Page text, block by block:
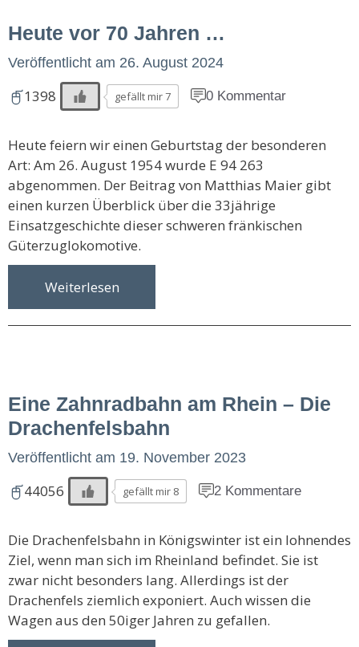
Heute vor 70 Jahren …
Veröffentlicht am 26. August 2024
1398 gefällt mir 7 0 Kommentar
Heute feiern wir einen Geburtstag der besonderen
Art: Am 26. August 1954 wurde E 94 263
abgenommen. Der Beitrag von Matthias Maier gibt
einen kurzen Überblick über die 33jährige
Einsatzgeschichte dieser schweren fränkischen
Güterzuglokomotive.
Weiterlesen
Eine Zahnradbahn am Rhein – Die
Drachenfelsbahn
Veröffentlicht am 19. November 2023
44056 gefällt mir 8 2 Kommentare
Die Drachenfelsbahn in Königswinter ist ein lohnendes
Ziel, wenn man sich im Rheinland befindet. Sie ist
zwar nicht besonders lang. Allerdings ist der
Drachenfels ziemlich exponiert. Auch wissen die
Wagen aus den 50iger Jahren zu gefallen.